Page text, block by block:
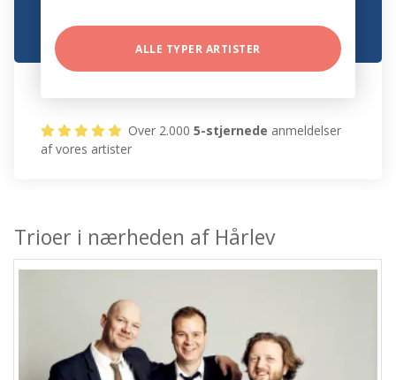
ALLE TYPER ARTISTER
Over 2.0005-stjernede anmeldelser
af vores artister
Trioer i nærheden af Hårlev